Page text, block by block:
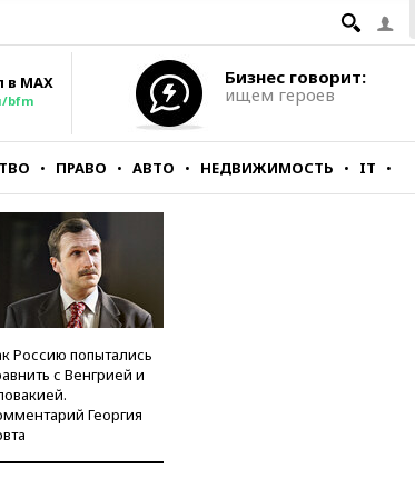
в MAX
bfm
Бизнес говорит:
ищем героев
ПРАВО АВТО НЕДВИЖИМОСТЬ IT
Россию попытались
с Венгрией и
Георгия